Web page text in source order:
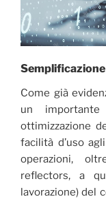
Come già
un
ottimizzazione
facilità d’uso
operazioni,
reflectors, a
lavorazione) del